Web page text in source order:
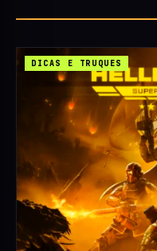
DICAS E TRUQUES